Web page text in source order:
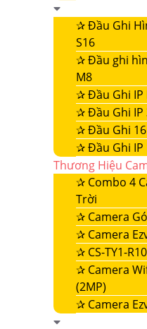
✰Đầu Ghi
S16
✰Đầu ghi
M8
✰Đầu Ghi IP
✰Đầu Ghi IP
✰Đầu Ghi 16
✰Đầu Ghi IP
Thương Hiệu
✰ Combo 4
Trời
✰ Camera
✰ Camera
✰ CS-TY1-
✰ Camera
(2MP)
✰ Camera